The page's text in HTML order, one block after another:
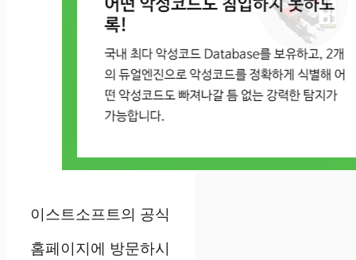
이스트소프트의 공식
홈페이지에 방문하시